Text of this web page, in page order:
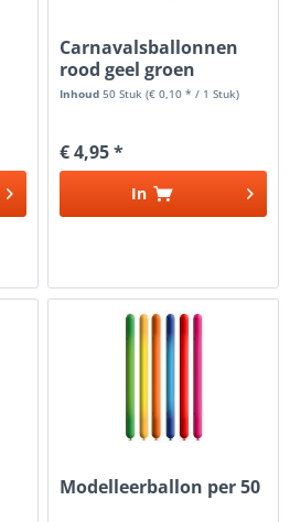
Carnavalsballonnen
rood geel groen
Inhoud50 Stuk(€ 0,10 * / 1 Stuk)
€ 4,95 *
In
Modelleerballon per 50